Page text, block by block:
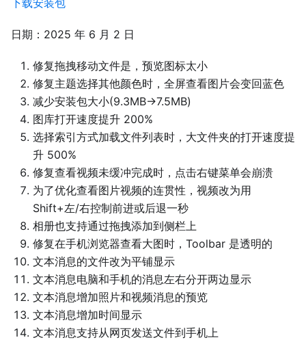
下载安装包
日期：2025 年 6 月 2 日
修复拖拽移动文件是，预览图标太小
修复主题选择其他颜色时，全屏查看图片会变回蓝色
减少安装包大小(9.3MB->7.5MB)
图库打开速度提升 200%
选择索引方式加载文件列表时，大文件夹的打开速度提
升 500%
修复查看视频未缓冲完成时，点击右键菜单会崩溃
为了优化查看图片视频的连贯性，视频改为用
Shift+左/右控制前进或后退一秒
相册也支持通过拖拽添加到侧栏上
修复在手机浏览器查看大图时，Toolbar 是透明的
文本消息的文件改为平铺显示
文本消息电脑和手机的消息左右分开两边显示
文本消息增加照片和视频消息的预览
文本消息增加时间显示
文本消息支持从网页发送文件到手机上